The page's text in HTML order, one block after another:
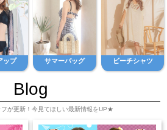
ップ サマーバッグ ビーチシャツ
Blog
が更新！今見てほしい最新情報をUP★